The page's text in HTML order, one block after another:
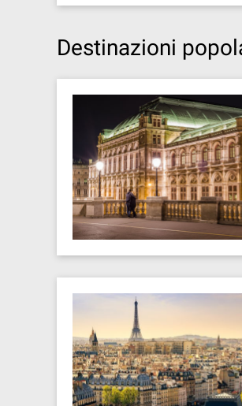
Destinazioni